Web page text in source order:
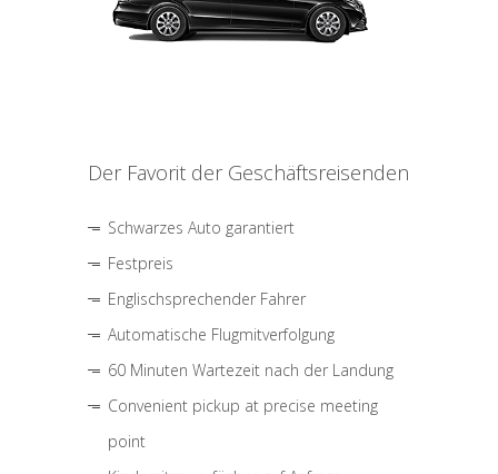
Der Favorit der Geschäftsreisenden
Schwarzes Auto garantiert
Festpreis
Englischsprechender Fahrer
Automatische Flugmitverfolgung
60 Minuten Wartezeit nach der Landung
Convenient pickup at precise meeting
point